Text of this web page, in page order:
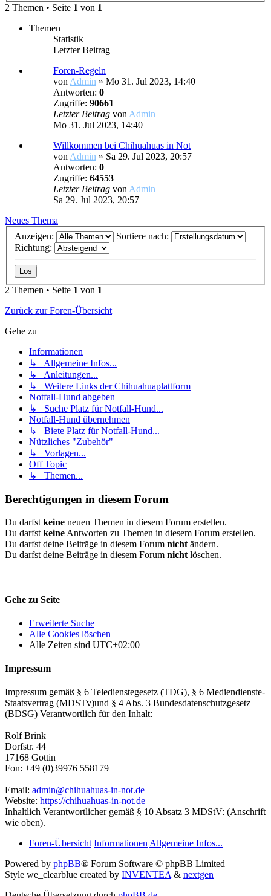
2 Themen • Seite 1 von 1
Themen
Statistik
Letzter Beitrag
Foren-Regeln
von Admin » Mo 31. Jul 2023, 14:40
Antworten: 0
Zugriffe: 90661
Letzter Beitrag von Admin
Mo 31. Jul 2023, 14:40
Willkommen bei Chihuahuas in Not
von Admin » Sa 29. Jul 2023, 20:57
Antworten: 0
Zugriffe: 64553
Letzter Beitrag von Admin
Sa 29. Jul 2023, 20:57
Neues Thema
Anzeigen:
Sortiere nach:
Richtung:
2 Themen • Seite 1 von 1
Zurück zur Foren-Übersicht
Gehe zu
Informationen
↳ Allgemeine Infos...
↳ Anleitungen...
↳ Weitere Links der Chihuahuaplattform
Notfall-Hund abgeben
↳ Suche Platz für Notfall-Hund...
Notfall-Hund übernehmen
↳ Biete Platz für Notfall-Hund...
Nützliches "Zubehör"
↳ Vorlagen...
Off Topic
↳ Themen...
Berechtigungen in diesem Forum
Du darfst keine neuen Themen in diesem Forum erstellen.
Du darfst keine Antworten zu Themen in diesem Forum erstellen.
Du darfst deine Beiträge in diesem Forum nicht ändern.
Du darfst deine Beiträge in diesem Forum nicht löschen.
Gehe zu Seite
Erweiterte Suche
Alle Cookies löschen
Alle Zeiten sind UTC+02:00
Impressum
Impressum gemäß § 6 Teledienstegesetz (TDG), § 6 Mediendienste-
Staatsvertrag (MDSTv)und § 4 Abs. 3 Bundesdatenschutzgesetz
(BDSG) Verantwortlich für den Inhalt:
Rolf Brink
Dorfstr. 44
17168 Gottin
Fon: +49 (0)39976 558179
Email: admin@chihuahuas-in-not.de
Website: https://chihuahuas-in-not.de
Inhaltlich Verantwortlicher gemäß § 10 Absatz 3 MDStV: (Anschrift
wie oben).
Foren-Übersicht Informationen Allgemeine Infos...
Powered by phpBB® Forum Software © phpBB Limited
Style we_clearblue created by INVENTEA & nextgen